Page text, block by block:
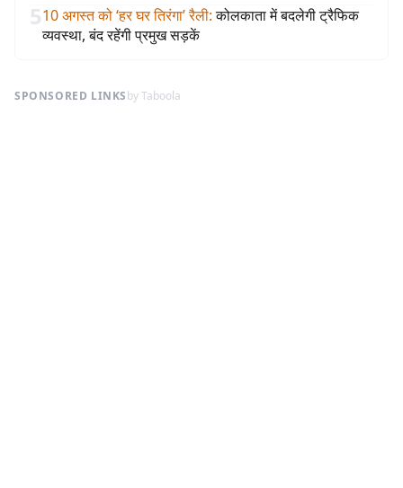
510 अगस्त को ‘हर घर तिरंगा’ रैली: कोलकाता में बदलेगी ट्रैफिक
व्यवस्था, बंद रहेंगी प्रमुख सड़कें
SPONSORED LINKSby Taboola